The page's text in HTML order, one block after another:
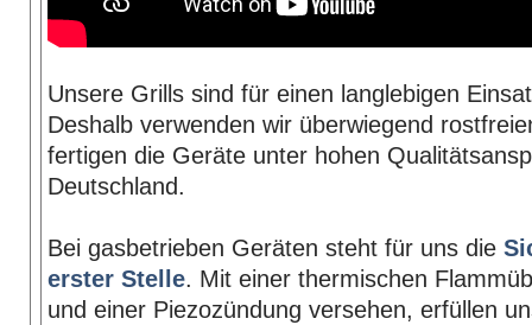
Unsere Grills sind für einen langlebigen
Deshalb verwenden wir überwiegend
fertigen die Geräte unter hohen
Deutschland.
Bei gasbetrieben Geräten steht für uns die
erster Stelle. Mit einer thermischen
und einer Piezozündung versehen, erfüllen